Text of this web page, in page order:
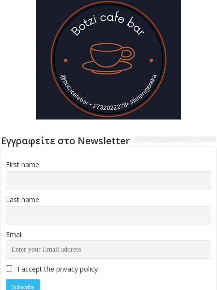
Εγγραφείτε στο Newsletter
First name
Last name
Email
I accept the privacy policy